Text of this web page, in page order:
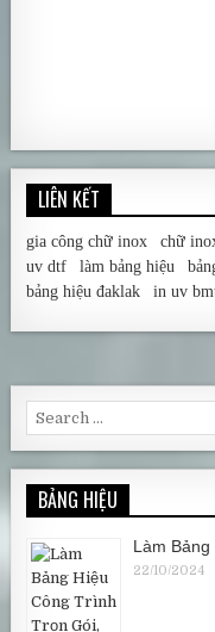
LIÊN KẾT
gia công chữ inox |chữ
uv dtf |làm bảng hiệu |
bảng hiệu đaklak |in uv
Search for:
BẢNG HIỆU
Làm
22/10/2024